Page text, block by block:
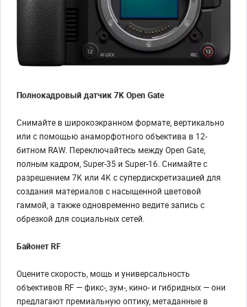
Полнокадровый датчик 7K Open Gate
Снимайте в широкоэкранном формате, вертикально
или с помощью анаморфотного объектива в 12-
битном RAW. Переключайтесь между Open Gate,
полным кадром, Super-35 и Super-16. Снимайте с
разрешением 7K или 4K с супердискретизацией для
создания материалов с насыщенной цветовой
гаммой, а также одновременно ведите запись с
обрезкой для социальных сетей.
Байонет RF
Оцените скорость, мощь и универсальность
объективов RF — фикс-, зум-, кино- и гибридных — они
предлагают премиальную оптику, метаданные в